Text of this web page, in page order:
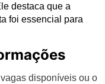
destaca que a
foi essencial para
disponíveis ou o